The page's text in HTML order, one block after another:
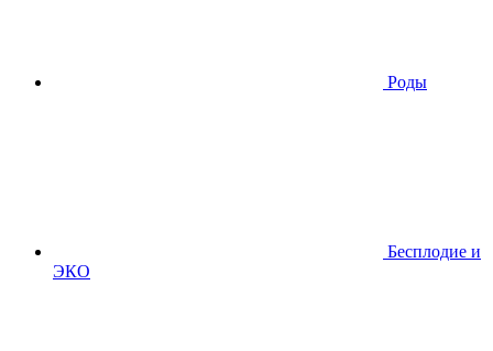
Роды
Бесплодие и
ЭКО